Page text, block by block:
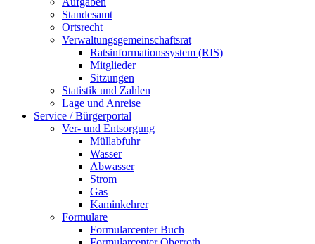
Standesamt
Ortsrecht
Verwaltungsgemeinschaftsrat
Ratsinformationssystem (RIS)
Mitglieder
Sitzungen
Statistik und Zahlen
Lage und Anreise
Service / Bürgerportal
Ver- und Entsorgung
Müllabfuhr
Wasser
Abwasser
Strom
Gas
Kaminkehrer
Formulare
Formularcenter Buch